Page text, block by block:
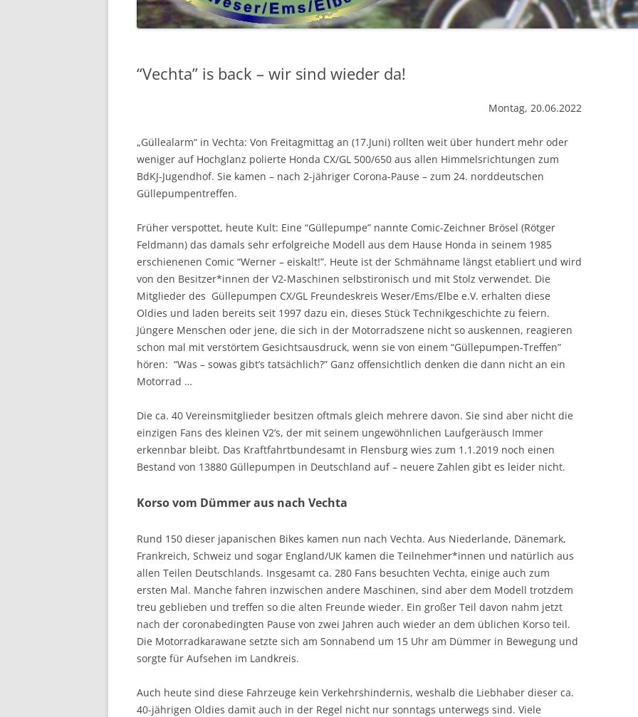
SPRINGE 2019
2018
VECHTA 2018-
DÄNEMARK 2017
MOTORRADKORSO VECHTA 2017
FEBR. 2017
2016
VECHTA 2016 –
GÜLLEPUMPENTREFFEN
2016_J.LÜKEN
SPRINGE – OKT. 2016
GÜLLEPUMPENTREFFEN 2015
HOLLAND 2015
SPRINGE 2015
2014 GÜLLEPUMPENTREFFEN 2014
EINDRÜCKE VOM TREFFEN 2014
WILDESHAUSER GEEST 2012
VECHTA 2012
GÜLLEPUMPENTREFFEN2012
2011 VECHTA 2011
2010 GÜLLEPUMPENTREFFEN 2010
AKTIVITÄTEN 2010
2009 GÜLLEPUMPENTREFFEN 2009
AKTIVITÄTEN 2009
2008
CX 650 C
“Vechta” is back – wir sind wieder da!
Montag, 20.06.2022
„Güllealarm“ in Vechta: Von Freitagmittag an (17.Juni) rollten weit über hundert mehr oder
weniger auf Hochglanz polierte Honda CX/GL 500/650 aus allen Himmelsrichtungen zum
BdKJ-Jugendhof. Sie kamen – nach 2-jähriger Corona-Pause – zum 24. norddeutschen
Güllepumpentreffen.
Früher verspottet, heute Kult: Eine “Güllepumpe” nannte Comic-Zeichner Brösel (Rötger
Feldmann) das damals sehr erfolgreiche Modell aus dem Hause Honda in seinem 1985
erschienenen Comic “Werner – eiskalt!”. Heute ist der Schmähname längst etabliert und wird
von den Besitzer*innen der V2-Maschinen selbstironisch und mit Stolz verwendet. Die
Mitglieder des Güllepumpen CX/GL Freundeskreis Weser/Ems/Elbe e.V. erhalten diese
Oldies und laden bereits seit 1997 dazu ein, dieses Stück Technikgeschichte zu feiern.
Jüngere Menschen oder jene, die sich in der Motorradszene nicht so auskennen, reagieren
schon mal mit verstörtem Gesichtsausdruck, wenn sie von einem “Güllepumpen-Treffen”
hören: “Was – sowas gibt’s tatsächlich?” Ganz offensichtlich denken die dann nicht an ein
Motorrad …
Die ca. 40 Vereinsmitglieder besitzen oftmals gleich mehrere davon. Sie sind aber nicht die
einzigen Fans des kleinen V2’s, der mit seinem ungewöhnlichen Laufgeräusch Immer
erkennbar bleibt. Das Kraftfahrtbundesamt in Flensburg wies zum 1.1.2019 noch einen
Bestand von 13880 Güllepumpen in Deutschland auf – neuere Zahlen gibt es leider nicht.
Korso vom Dümmer aus nach Vechta
Rund 150 dieser japanischen Bikes kamen nun nach Vechta. Aus Niederlande, Dänemark,
Frankreich, Schweiz und sogar England/UK kamen die Teilnehmer*innen und natürlich aus
allen Teilen Deutschlands. Insgesamt ca. 280 Fans besuchten Vechta, einige auch zum
ersten Mal. Manche fahren inzwischen andere Maschinen, sind aber dem Modell trotzdem
treu geblieben und treffen so die alten Freunde wieder. Ein großer Teil davon nahm jetzt
nach der coronabedingten Pause von zwei Jahren auch wieder an dem üblichen Korso teil.
Die Motorradkarawane setzte sich am Sonnabend um 15 Uhr am Dümmer in Bewegung und
sorgte für Aufsehen im Landkreis.
Auch heute sind diese Fahrzeuge kein Verkehrshindernis, weshalb die Liebhaber dieser ca.
40-jährigen Oldies damit auch in der Regel nicht nur sonntags unterwegs sind. Viele